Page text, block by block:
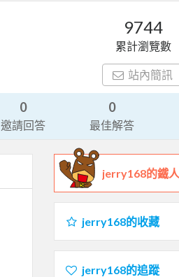
9744
累計瀏覽數
站內簡訊
0
邀請回答
0
最佳解答
jerry168的鐵
jerry168的收藏
jerry168的追蹤